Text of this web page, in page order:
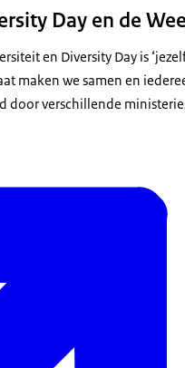
Day en de
en Diversity Day is
maken we samen en
door verschillende